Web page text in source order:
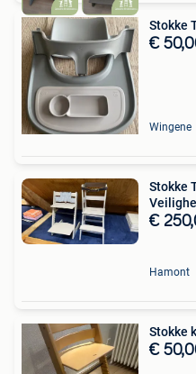
Stokke
€
Wingene
Stokke
€
Hamont
Stokke
€